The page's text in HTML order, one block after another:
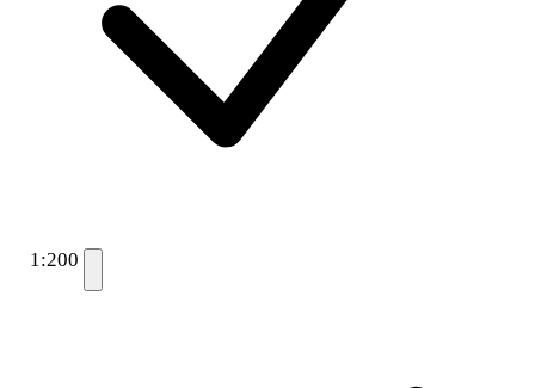
1:200